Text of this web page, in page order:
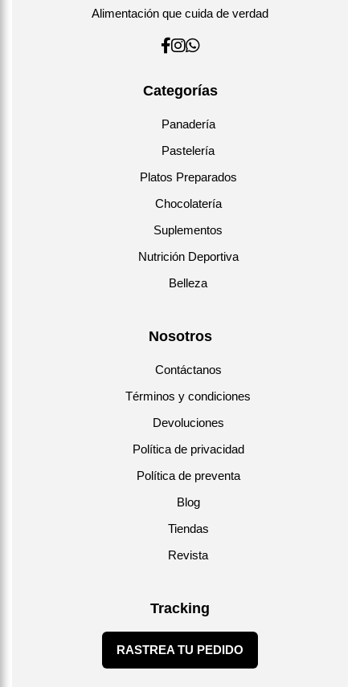
Alimentación que cuida de verdad
Categorías
Panadería
Pastelería
Platos Preparados
Chocolatería
Suplementos
Nutrición Deportiva
Belleza
Nosotros
Contáctanos
Términos y condiciones
Devoluciones
Política de privacidad
Política de preventa
Blog
Tiendas
Revista
Tracking
RASTREA TU PEDIDO